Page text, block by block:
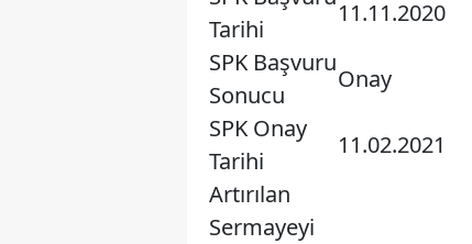
Tarihi
11.11.2020
SPK Başvuru
Sonucu
Onay
SPK Onay
Tarihi
11.02.2021
Artırılan
Sermayeyi